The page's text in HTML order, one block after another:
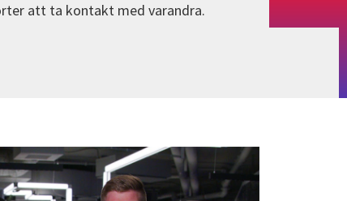
att ta kontakt med varandra.